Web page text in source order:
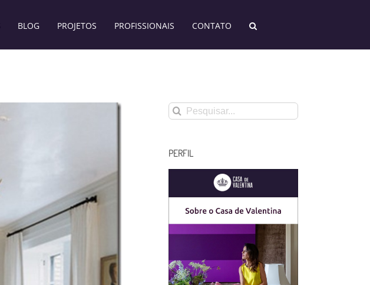
BLOG PROJETOS PROFISSIONAIS CONTATO
Buscar
resultados
PERFIL